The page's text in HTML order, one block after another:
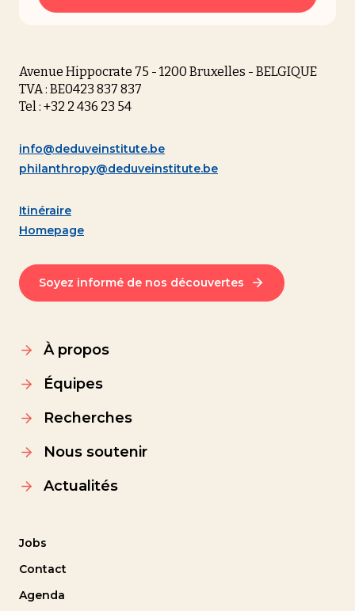
Avenue Hippocrate 75 - 1200 Bruxelles - BELGIQUE
TVA : BE0423 837 837
Tel : +32 2 436 23 54
info@deduveinstitute.be
philanthropy@deduveinstitute.be
Itinéraire
Homepage
Soyez informé de nos découvertes
À propos
Équipes
Recherches
Nous soutenir
Actualités
Jobs
Contact
Agenda